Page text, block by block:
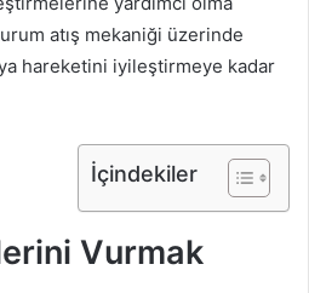
atış mekaniği üzerinde
hareketini iyileştirmeye kadar
İçindekiler
Vurmak